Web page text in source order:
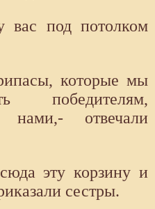
вас под потолком
которые мы
победителям,
нами,- отвечали
эту корзину и
сестры.